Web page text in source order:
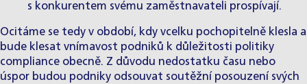
s konkurentem svému zaměstnavateli prospívají.
Ocitáme se tedy v období, kdy vcelku pochopitelně klesla a
bude klesat vnímavost podniků k důležitosti politiky
compliance obecně. Z důvodu nedostatku času nebo
úspor budou podniky odsouvat soutěžní posouzení svých